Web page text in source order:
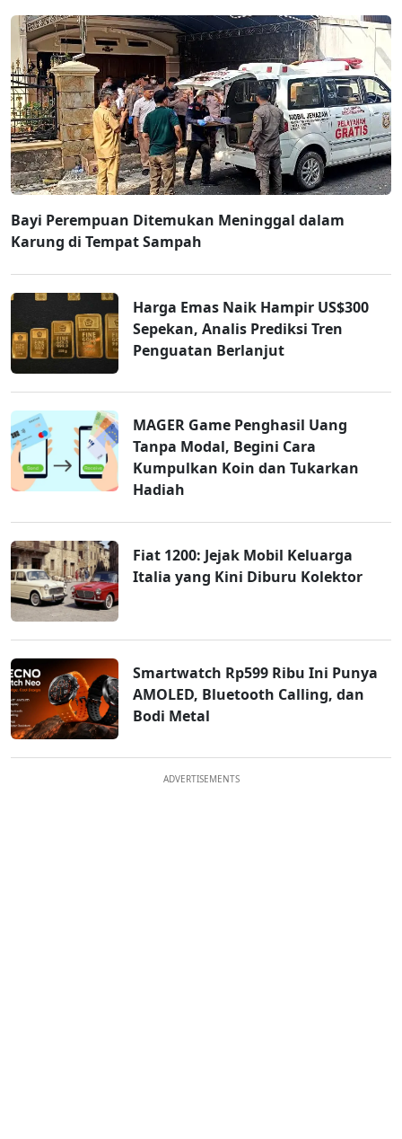
Bayi Perempuan Ditemukan Meninggal dalam
Karung di Tempat Sampah
Harga Emas Naik Hampir US$300
Sepekan, Analis Prediksi Tren
Penguatan Berlanjut
MAGER Game Penghasil Uang
Tanpa Modal, Begini Cara
Kumpulkan Koin dan Tukarkan
Hadiah
Fiat 1200: Jejak Mobil Keluarga
Italia yang Kini Diburu Kolektor
Smartwatch Rp599 Ribu Ini Punya
AMOLED, Bluetooth Calling, dan
Bodi Metal
ADVERTISEMENTS